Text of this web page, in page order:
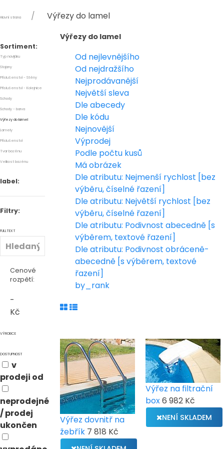
Hlavní strana Výřezy do lamel
Sortiment:
Typ navijáku
Stojany
Příslušenství - Stěny
Příslušenství - Kolejnice
Schody
Schody - barva
Výřezy do lamel
Lamely
Příslušenství
Tvar bazénu
Velikost bazénu
label:
Filtry:
FULLTEXT
Cenové
rozpětí:
-
Kč
VÝROBCE
DOSTUPNOST
v
prodeji od
neprodejné
/ prodej
ukončen
Výřezy do lamel
Od nejlevnějšího
Od nejdražšího
Nejprodávanější
Největší sleva
Dle abecedy
Dle kódu
Nejnovější
Výprodej
Podle počtu kusů
Má obrázek
Dle atributu: Nejmenší rychlost [bez
výběru, číselné řazení]
Dle atributu: Největší rychlost [bez
výběru, číselné řazení]
Dle atributu: Podivnost abecedně [s
výběrem, textové řazení]
Dle atributu: Podivnost obráceně-
abecedně [s výběrem, textové
řazení]
by_rank
Výřez dovnitř na
žebřík 7 818 Kč
Výřez na filtrační
box6 982 Kč
NENÍ SKLADEM